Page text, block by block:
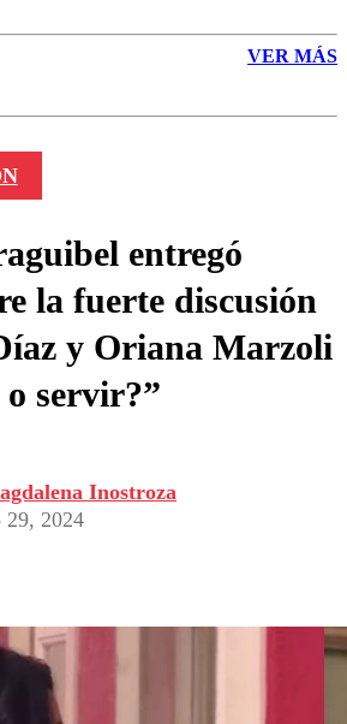
VER MÁS
entregó
la fuerte discusión
y Oriana Marzoli
servir?”
Inostroza
29, 2024